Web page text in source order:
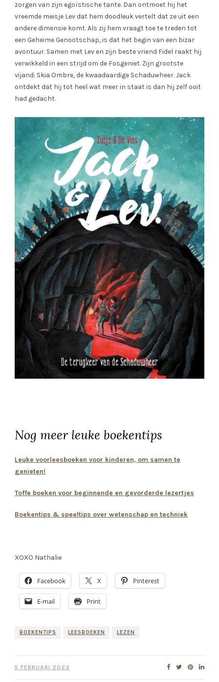
zorgen van zijn egoïstische tante. Dan ontmoet hij het
vreemde meisje Lev dat hem doodleuk vertelt dat ze uit een
andere dimensie komt. Als zij hem vraagt toe te treden tot
een Geheime Genootschap, is dat het begin van een bizar
avontuur. Samen met Lev en zijn beste vriend Fidel raakt hij
verwikkeld in een strijd om de Fosgeniet. Zijn grootste
vijand: Skia Ombre, de kwaadaardige Schaduwheer. Jack
ontdekt dat hij tot heel wat meer in staat is dan hij zelf ooit
had gedacht.
Nog meer leuke boekentips
Leuke voorleesboeken voor kinderen, om samen te
genieten!
Toffe boeken voor beginnende en gevorderde lezertjes
Boekentips & speeltips over wetenschap en techniek
XOXO Nathalie
Facebook X Pinterest
E-mail Print
BOEKENTIPS LEESBOEKEN LEZEN
5 FEBRUARI 2022